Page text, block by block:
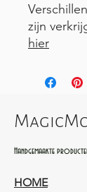
zijn
hier
Handgemaakte
HOME